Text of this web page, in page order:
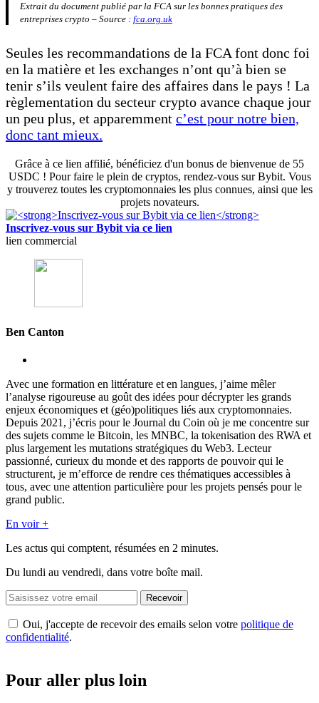
Extrait du document publié par la FCA sur les bonnes pratiques des
entreprises crypto – Source : fca.org.uk
Seules les recommandations de la FCA font donc foi
en la matière et les exchanges n’ont qu’à bien se
tenir s’ils veulent faire des affaires dans le pays ! La
règlementation du secteur crypto avance chaque jour
un peu plus, et apparemment c’est pour notre bien,
donc tant mieux.
Grâce à ce lien affilié, bénéficiez d'un bonus de bienvenue de 55
USDC ! Pour faire le plein de cryptos, rendez-vous sur Bybit. Vous
y trouverez toutes les cryptomonnaies les plus connues, ainsi que les
projets novateurs.
Inscrivez-vous sur Bybit via ce lien
lien commercial
Ben Canton
Avec une formation en littérature et en langues, j’aime mêler
l’analyse rigoureuse au goût des idées pour décrypter les grands
enjeux économiques et (géo)politiques liés aux cryptomonnaies.
Depuis 2021, j’écris pour le Journal du Coin où je me concentre sur
des sujets comme le Bitcoin, les MNBC, la tokenisation des RWA et
plus largement les mutations stratégiques du Web3. Lecteur
passionné, curieux du monde et des rapports de pouvoir qui le
structurent, je m’efforce de rendre ces thématiques accessibles à
tous, avec une attention particulière pour les projets pensés pour le
grand public.
En voir +
Les actus qui comptent, résumées en 2 minutes.
Du lundi au vendredi, dans votre boîte mail.
Recevoir
Oui, j'accepte de recevoir des emails selon votre politique de
confidentialité.
Pour aller plus loin